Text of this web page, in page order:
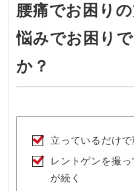
腰痛でお困り
悩みでお困り
か？
立っているだけで
レントゲンを撮
が続く